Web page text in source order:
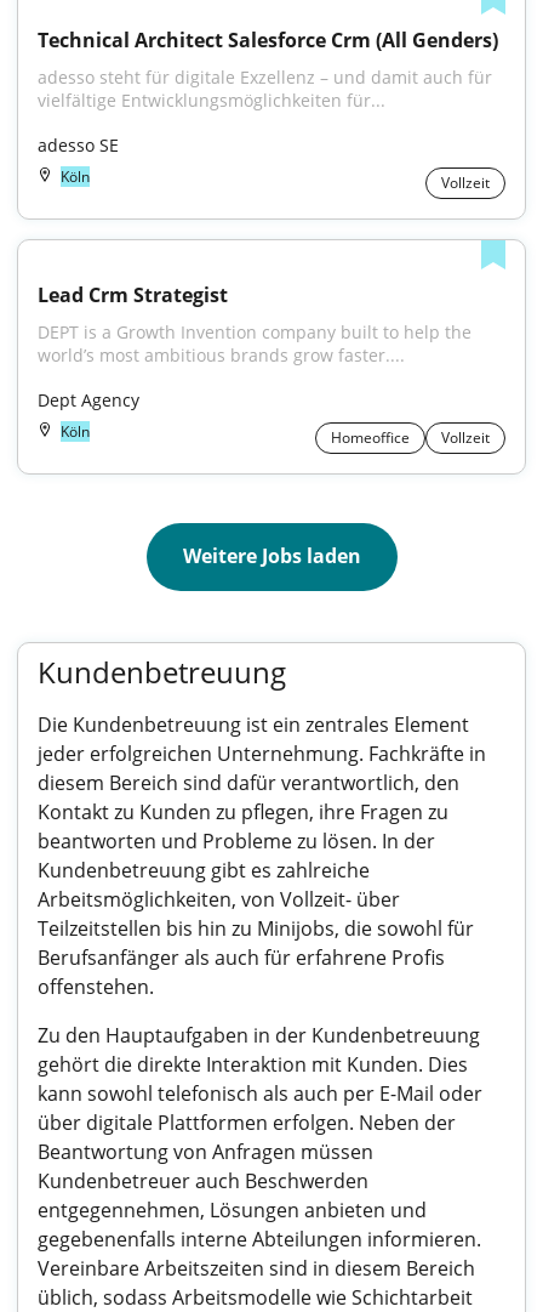
Technical Architect Salesforce Crm (All Genders)
adesso steht für digitale Exzellenz – und damit auch für
vielfältige Entwicklungsmöglichkeiten für...
adesso SE
Köln Vollzeit
Lead Crm Strategist
DEPT is a Growth Invention company built to help the
world’s most ambitious brands grow faster....
Dept Agency
Köln Homeoffice Vollzeit
Weitere Jobs laden
Kundenbetreuung
Die Kundenbetreuung ist ein zentrales Element
jeder erfolgreichen Unternehmung. Fachkräfte in
diesem Bereich sind dafür verantwortlich, den
Kontakt zu Kunden zu pflegen, ihre Fragen zu
beantworten und Probleme zu lösen. In der
Kundenbetreuung gibt es zahlreiche
Arbeitsmöglichkeiten, von Vollzeit- über
Teilzeitstellen bis hin zu Minijobs, die sowohl für
Berufsanfänger als auch für erfahrene Profis
offenstehen.
Zu den Hauptaufgaben in der Kundenbetreuung
gehört die direkte Interaktion mit Kunden. Dies
kann sowohl telefonisch als auch per E-Mail oder
über digitale Plattformen erfolgen. Neben der
Beantwortung von Anfragen müssen
Kundenbetreuer auch Beschwerden
entgegennehmen, Lösungen anbieten und
gegebenenfalls interne Abteilungen informieren.
Vereinbare Arbeitszeiten sind in diesem Bereich
üblich, sodass Arbeitsmodelle wie Schichtarbeit